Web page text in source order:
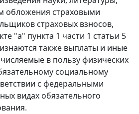
обложения страховыми
страховых взносов,
"а" пункта 1 части 1 статьи 5
также выплаты и иные
в пользу физических
социальному
с федеральными
видах обязательного